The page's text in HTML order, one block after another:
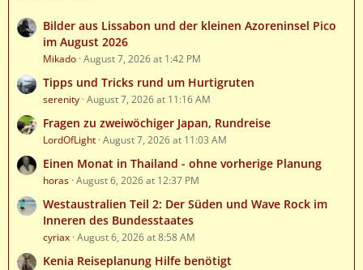
Bilder aus Lissabon und der kleinen Azoreninsel Pico
im August 2026
Mikado August 7, 2026 at 1:42 PM
Tipps und Tricks rund um Hurtigruten
serenity August 7, 2026 at 11:16 AM
Fragen zu zweiwöchiger Japan, Rundreise
LordOfLight August 7, 2026 at 11:03 AM
Einen Monat in Thailand - ohne vorherige Planung
horas August 6, 2026 at 12:37 PM
Westaustralien Teil 2: Der Süden und Wave Rock im
Inneren des Bundesstaates
cyriax August 6, 2026 at 8:58 AM
Kenia Reiseplanung Hilfe benötigt